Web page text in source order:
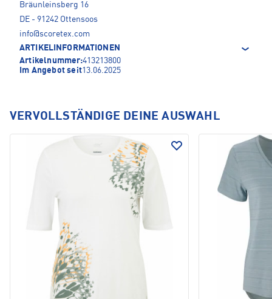
Bräunleinsberg 16
DE - 91242 Ottensoos
info@scoretex.com
ARTIKELINFORMATIONEN
Artikelnummer:413213800
Im Angebot seit13.06.2025
VERVOLLSTÄNDIGE DEINE AUSWAHL